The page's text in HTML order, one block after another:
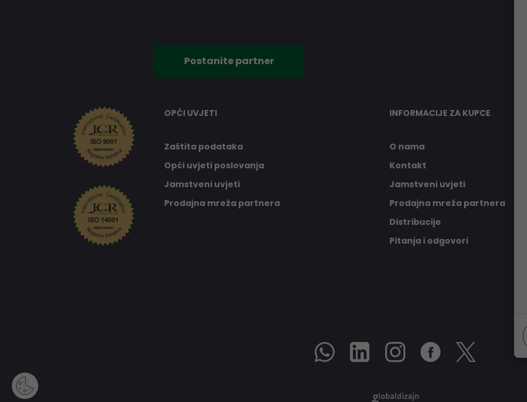
Postanite partner
OPĆI UVJETI
Zaštita podataka
Opći uvjeti poslovanja
Jamstveni uvjeti
Prodajna mreža partnera
INFORMACIJE ZA KUPCE
O nama
Kontakt
Jamstveni uvjeti
Prodajna mreža partnera
Distribucije
Pitanja i odgovori